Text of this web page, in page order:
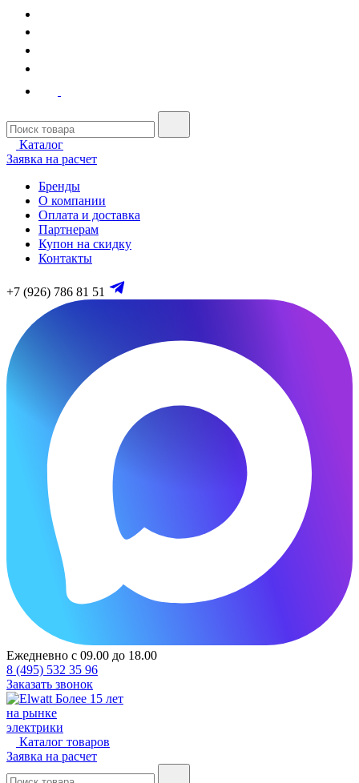
Каталог
Заявка на расчет
Бренды
О компании
Оплата и доставка
Партнерам
Купон на скидку
Контакты
+7 (926) 786 81 51
Ежедневно с 09.00 до 18.00
8 (495) 532 35 96
Заказать звонок
Более 15 лет
на рынке
электрики
Каталог товаров
Заявка на расчет